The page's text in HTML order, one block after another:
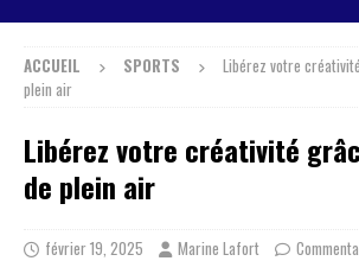
ACCUEIL SPORTS
Libérez votre
plein air
Libérez votre créativité
de plein air
février 19, 2025 Marine Lafort